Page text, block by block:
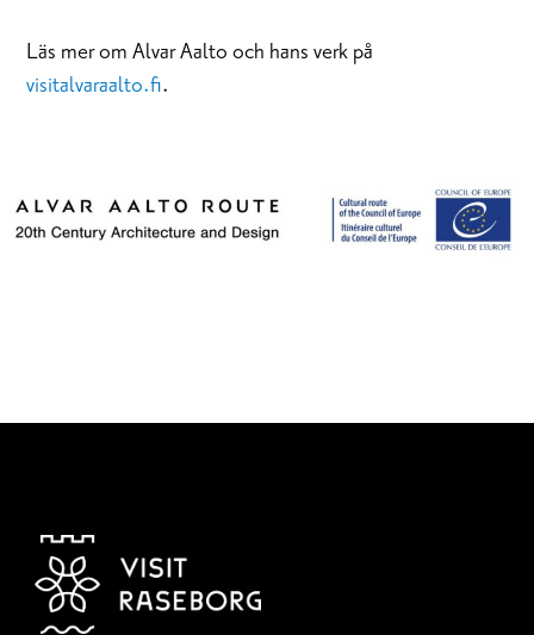
Läs mer om Alvar Aalto och hans verk på
visitalvaraalto.fi.